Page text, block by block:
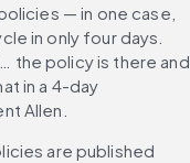
— in one case,
in only four days.
the policy is there and
in a 4-day
Allen.
are published